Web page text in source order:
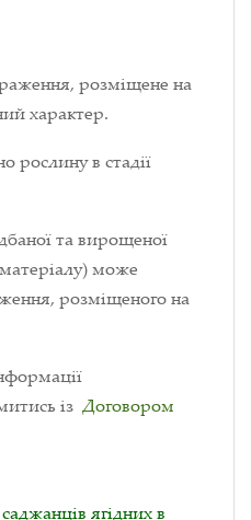
розміщене на
характер.
рослину в стадії
та вирощеної
може
розміщеного на
із Договором
ягідних в